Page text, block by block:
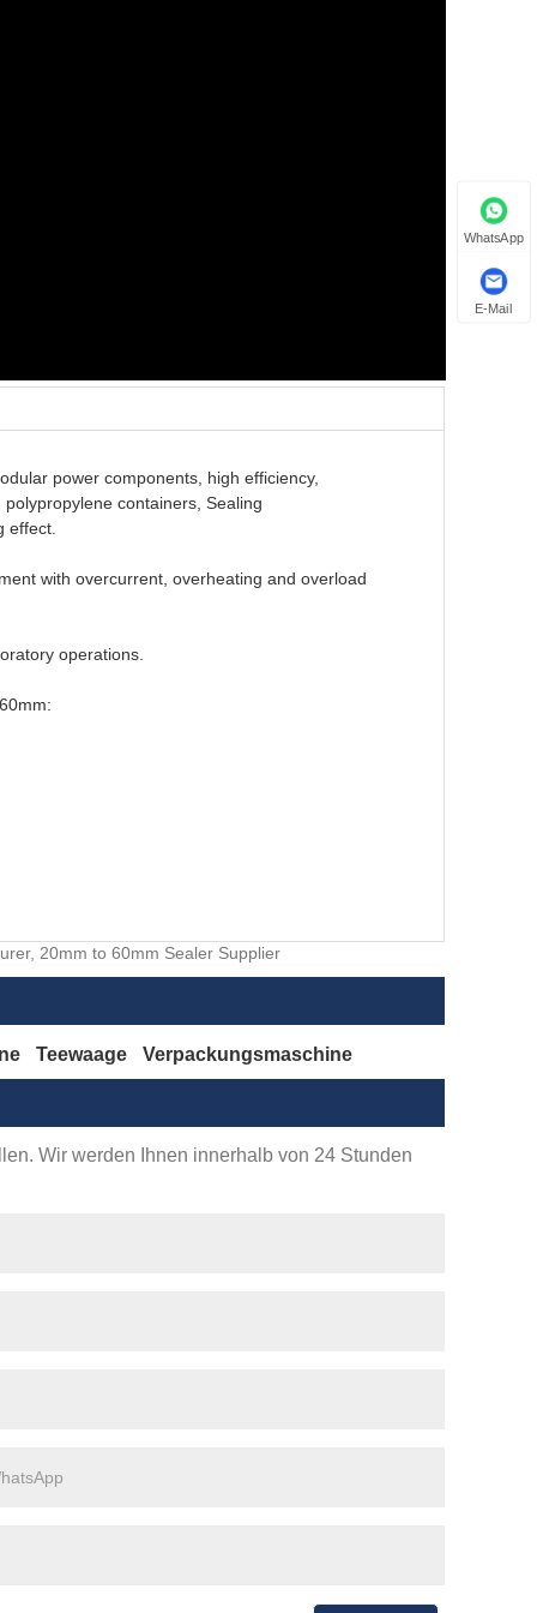
power components, high efficiency,
containers, Sealing
effect.
with overcurrent, overheating and overload
operations.
20mm to 60mm Sealer Supplier
Teewaage Verpackungsmaschine
Wir werden Ihnen innerhalb von 24 Stunden
WhatsApp
E-Mail